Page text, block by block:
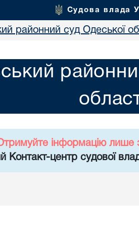
Судова влада
районний суд Одеської
інформацію лише
Контакт-центр судової